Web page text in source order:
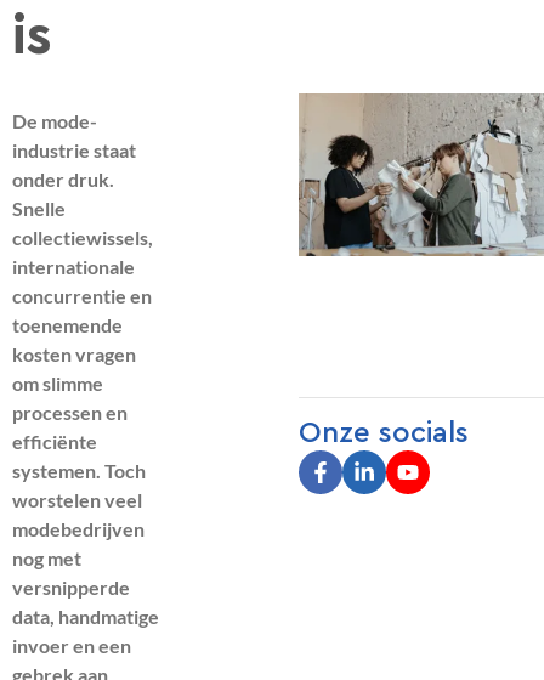
is
De mode-
industrie staat
onder druk.
Snelle
collectiewissels,
internationale
concurrentie en
toenemende
kosten vragen
om slimme
processen en
efficiënte
systemen. Toch
worstelen veel
modebedrijven
nog met
versnipperde
data, handmatige
invoer en een
gebrek aan
Onze socials